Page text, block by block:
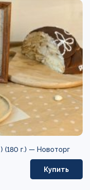
(180 г.) — Новоторг
Купить